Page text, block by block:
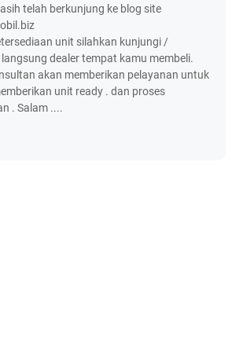
telah berkunjung ke blog site
unit silahkan kunjungi /
dealer tempat kamu membeli.
akan memberikan pelayanan untuk
unit ready . dan proses
. Salam ....